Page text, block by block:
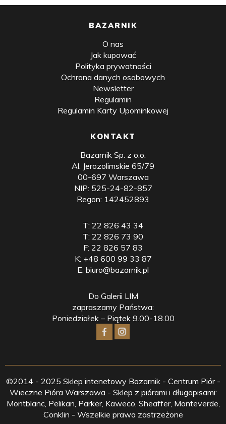
BAZARNIK
O nas
Jak kupować
Polityka prywatności
Ochrona danych osobowych
Newsletter
Regulamin
Regulamin Karty Upominkowej
KONTAKT
Bazarnik Sp. z o.o.
Al. Jerozolimskie 65/79
00-697 Warszawa
NIP: 525-24-82-857
Regon: 142452893
T: 22 826 43 34
T: 22 826 73 90
F: 22 826 57 83
K: +48 600 99 33 87
E: biuro@bazarnik.pl
Do Galerii LIM
zapraszamy Państwa:
Poniedziałek – Piątek 9.00-18.00
©2014 - 2025 Sklep intenetowy Bazarnik - Centrum Piór -
Wieczne Pióra Warszawa - Sklep z piórami i długopisami:
Montblanc, Pelikan, Parker, Kaweco, Sheaffer, Monteverde,
Conklin - Wszelkie prawa zastrzeżone